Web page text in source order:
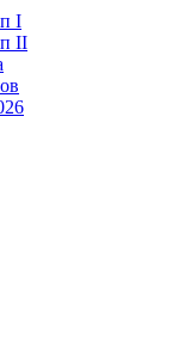
I
II